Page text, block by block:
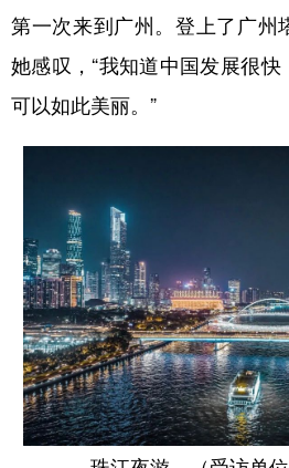
第一次来到广州。登上了广州
她感叹，“我知道中国发展很
可以如此美丽。”